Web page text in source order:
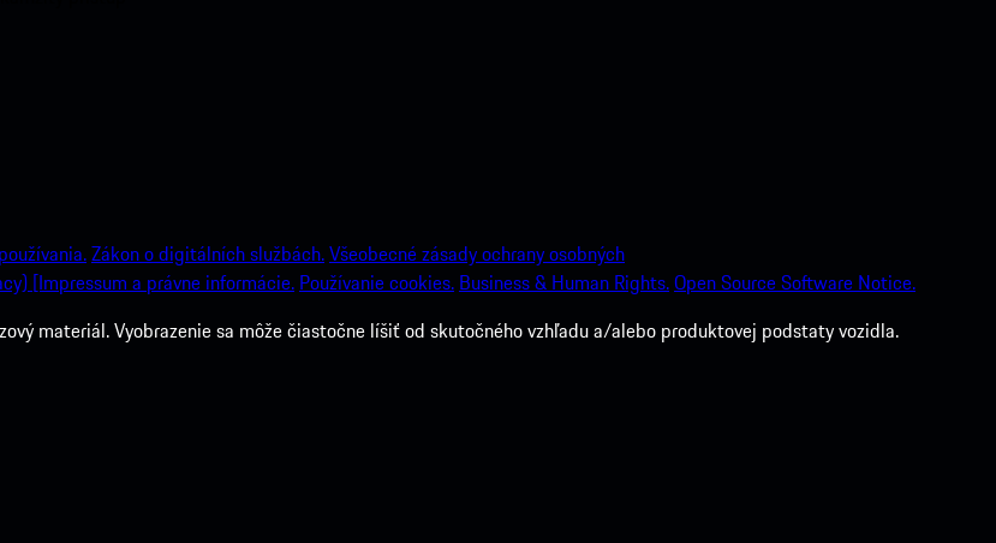
Zákon o digitálních službách.Všeobecné zásady ochrany osobných
[Impressum a právne informácie. Používanie cookies. Business & Human Rights.Open Source Software Notice.
materiál. Vyobrazenie sa môže čiastočne líšiť od skutočného vzhľadu a/alebo produktovej podstaty vozidla.